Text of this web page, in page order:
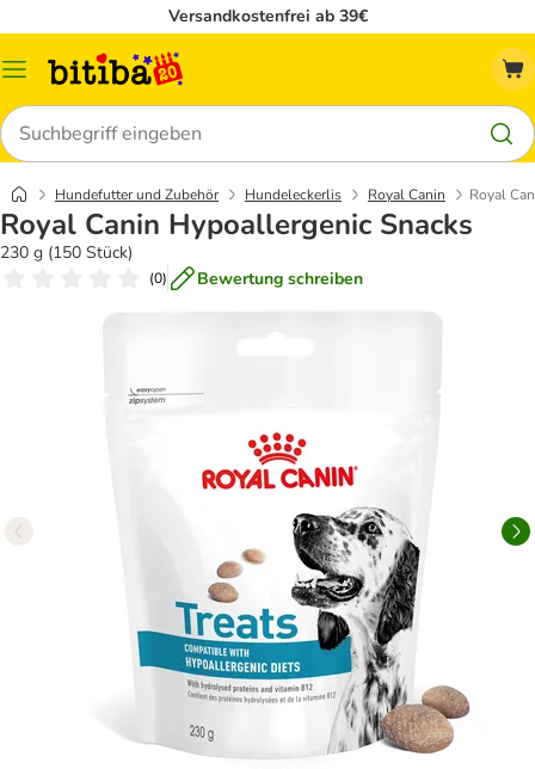
Versandkostenfrei ab 39€
Menü
Suchen
Hundefutter und Zubehör Hundeleckerlis Royal Canin Royal
Royal Canin Hypoallergenic Snacks
230 g (150 Stück)
(0) Bewertung schreiben